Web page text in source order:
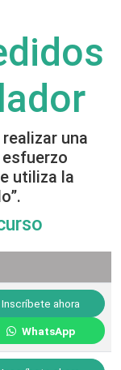
una
utiliza la
Inscríbete ahora
WhatsApp